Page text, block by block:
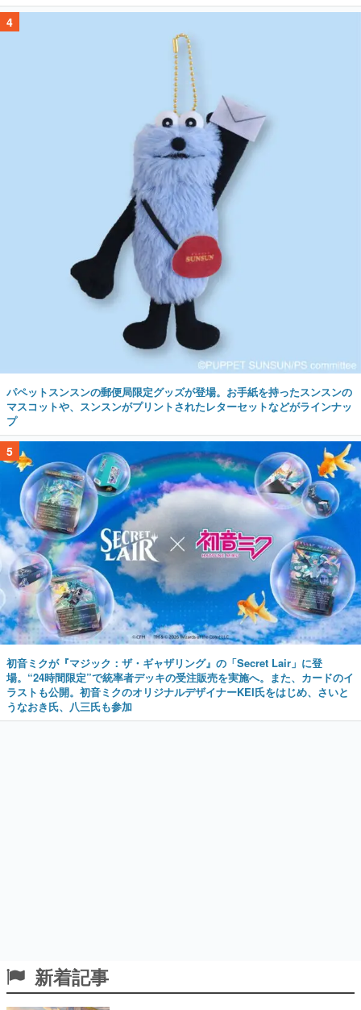
4
パペットスンスンの郵便局限定グッズが登場。お手紙を持ったスンスンの
マスコットや、スンスンがプリントされたレターセットなどがラインナッ
プ
5
初音ミクが『マジック：ザ・ギャザリング』の「Secret Lair」に登
場。“24時間限定”で統率者デッキの受注販売を実施へ。また、カードのイ
ラストも公開。初音ミクのオリジナルデザイナーKEI氏をはじめ、さいと
うなおき氏、八三氏も参加
新着記事